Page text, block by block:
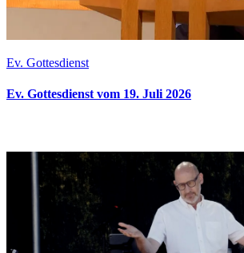
Ev. Gottesdienst
Ev. Gottesdienst vom 19. Juli 2026